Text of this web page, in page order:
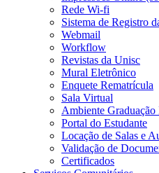
Rede Wi-fi
Sistema de Registro
Webmail
Workflow
Revistas da Unisc
Mural Eletrônico
Enquete Rematrícula
Sala Virtual
Ambiente
Portal do Estudante
Locação de Salas e
Validação de
Certificados